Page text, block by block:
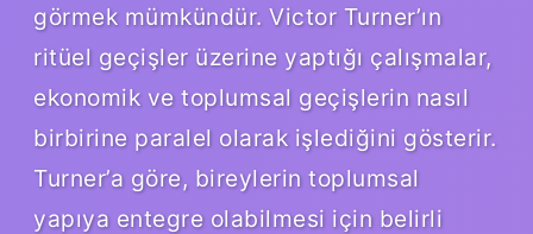
görmek mümkündür. Victor Turner’ın
ritüel geçişler üzerine yaptığı çalışmalar,
ekonomik ve toplumsal geçişlerin nasıl
birbirine paralel olarak işlediğini gösterir.
Turner’a göre, bireylerin toplumsal
yapıya entegre olabilmesi için belirli